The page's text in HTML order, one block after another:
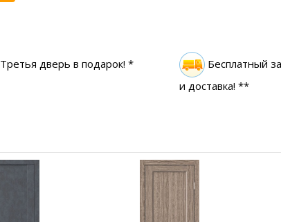
Третья дверь в подарок! *
Бесплатный
и доставка! **